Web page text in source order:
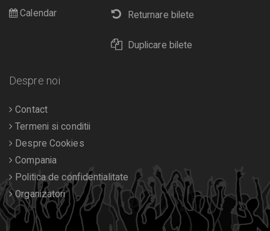
Returnare bilete
Duplicare bilete
Calendar
Despre noi
Contact
Termeni si conditii
Despre Cookies
Compania
Politica de confidentialitate
Organizatori